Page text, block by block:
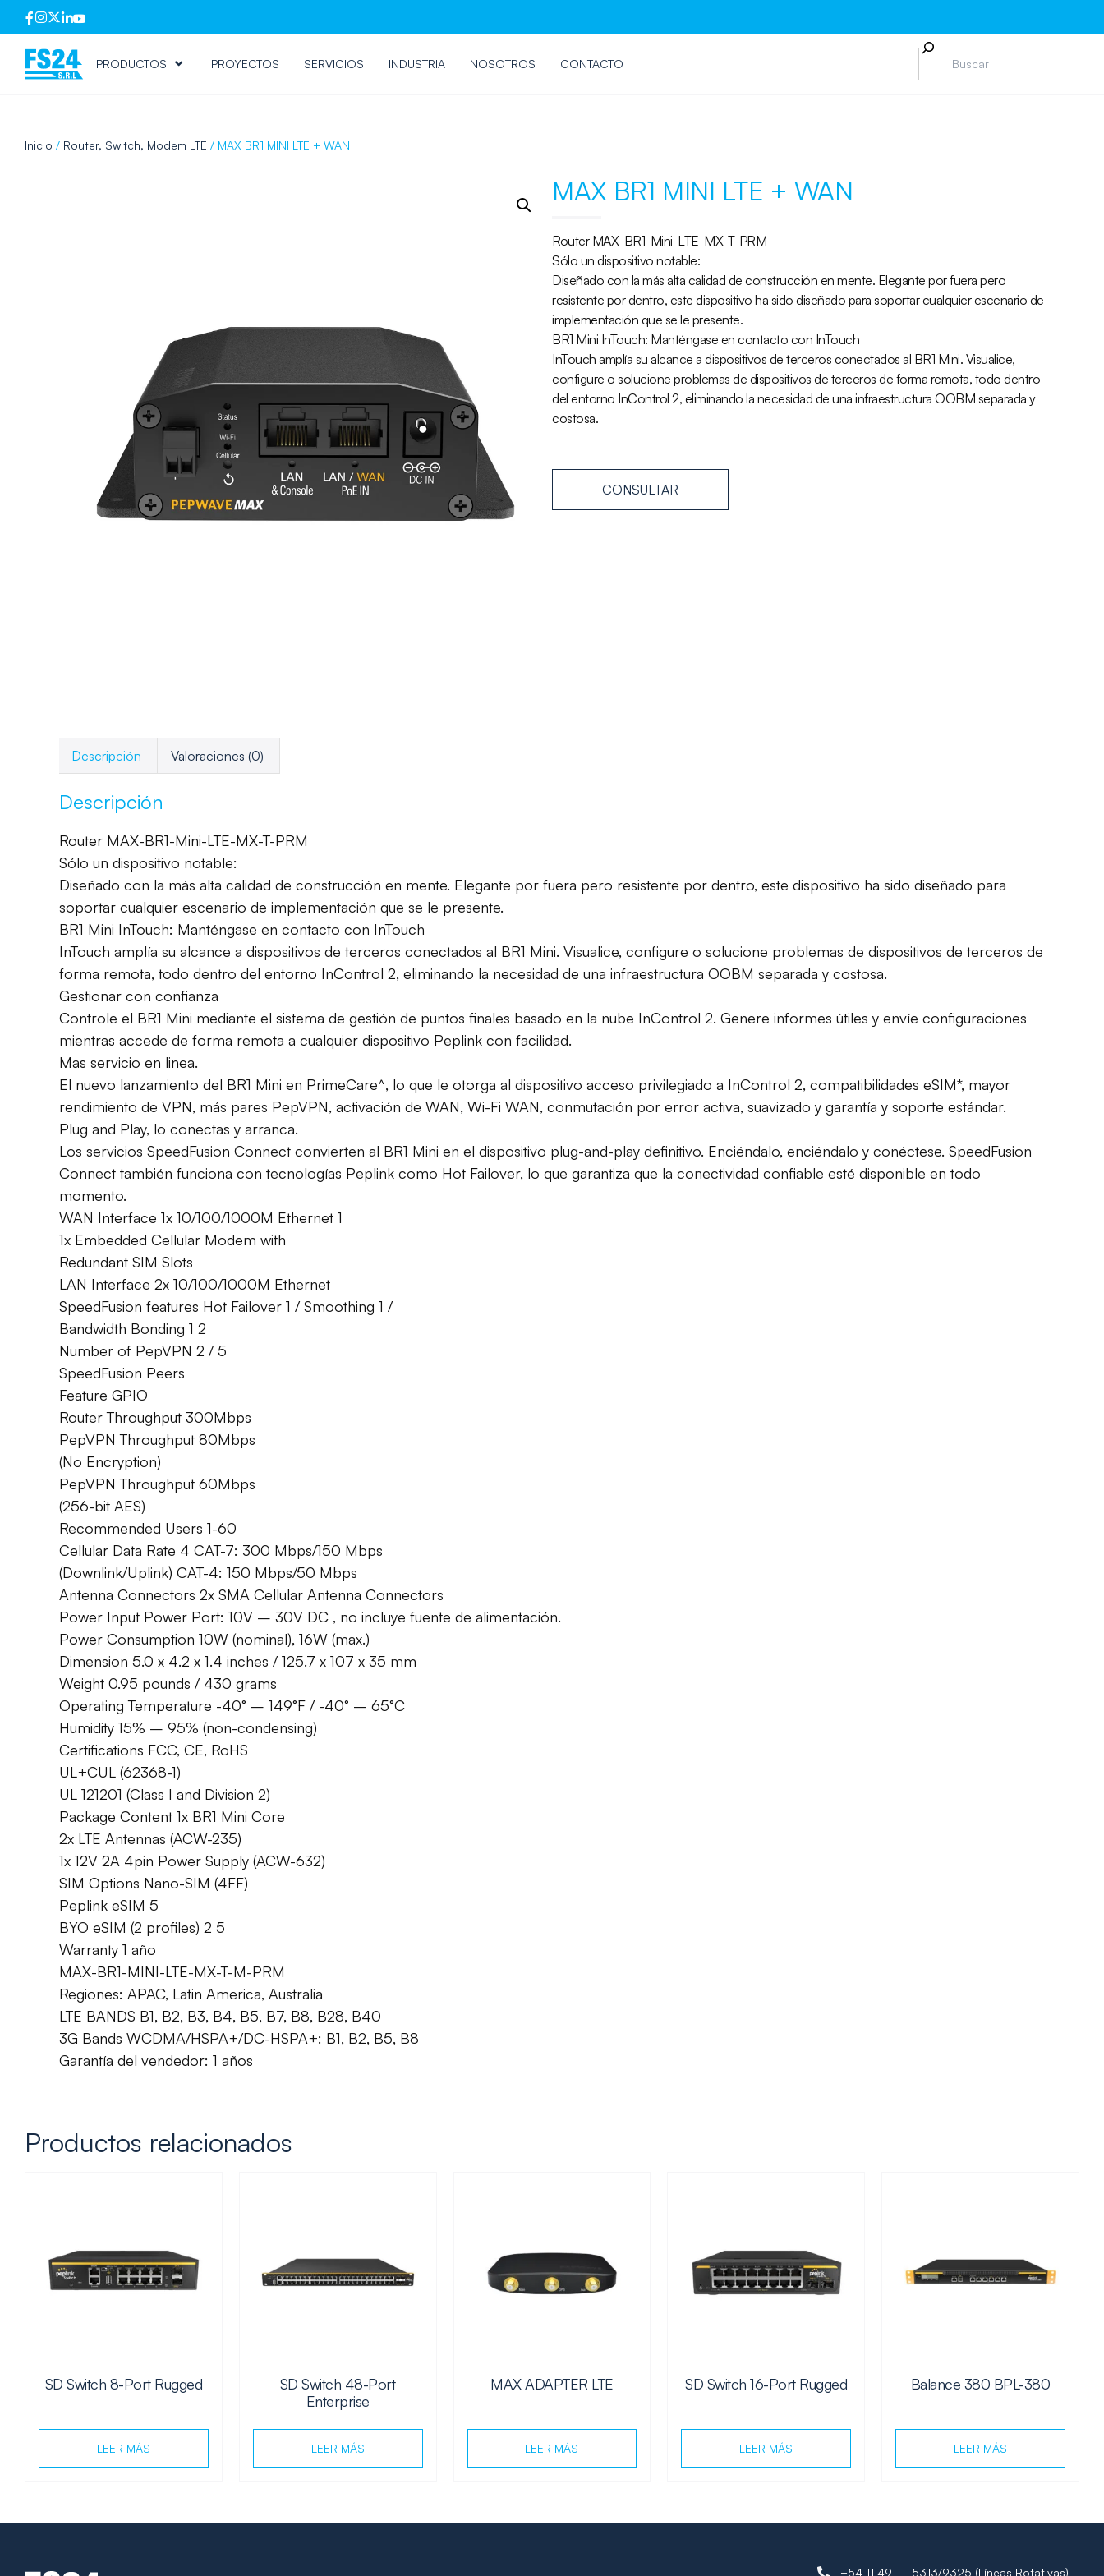
PRODUCTOS PROYECTOS SERVICIOS INDUSTRIA NOSOTROS CONTACTO
Inicio / Router, Switch, Modem LTE / MAX BR1 MINI LTE + WAN
MAX BR1 MINI LTE + WAN
Router MAX-BR1-Mini-LTE-MX-T-PRM
Sólo un dispositivo notable:
Diseñado con la más alta calidad de construcción en mente. Elegante por fuera pero
resistente por dentro, este dispositivo ha sido diseñado para soportar cualquier escenario de
implementación que se le presente.
BR1 Mini InTouch: Manténgase en contacto con InTouch
InTouch amplía su alcance a dispositivos de terceros conectados al BR1 Mini. Visualice,
configure o solucione problemas de dispositivos de terceros de forma remota, todo dentro
del entorno InControl 2, eliminando la necesidad de una infraestructura OOBM separada y
costosa.
CONSULTAR
Descripción Valoraciones (0)
Descripción
Router MAX-BR1-Mini-LTE-MX-T-PRM
Sólo un dispositivo notable:
Diseñado con la más alta calidad de construcción en mente. Elegante por fuera pero resistente por dentro, este dispositivo ha sido diseñado para
soportar cualquier escenario de implementación que se le presente.
BR1 Mini InTouch: Manténgase en contacto con InTouch
InTouch amplía su alcance a dispositivos de terceros conectados al BR1 Mini. Visualice, configure o solucione problemas de dispositivos de terceros de
forma remota, todo dentro del entorno InControl 2, eliminando la necesidad de una infraestructura OOBM separada y costosa.
Gestionar con confianza
Controle el BR1 Mini mediante el sistema de gestión de puntos finales basado en la nube InControl 2. Genere informes útiles y envíe configuraciones
mientras accede de forma remota a cualquier dispositivo Peplink con facilidad.
Mas servicio en linea.
El nuevo lanzamiento del BR1 Mini en PrimeCare^, lo que le otorga al dispositivo acceso privilegiado a InControl 2, compatibilidades eSIM*, mayor
rendimiento de VPN, más pares PepVPN, activación de WAN, Wi-Fi WAN, conmutación por error activa, suavizado y garantía y soporte estándar.
Plug and Play, lo conectas y arranca.
Los servicios SpeedFusion Connect convierten al BR1 Mini en el dispositivo plug-and-play definitivo. Enciéndalo, enciéndalo y conéctese. SpeedFusion
Connect también funciona con tecnologías Peplink como Hot Failover, lo que garantiza que la conectividad confiable esté disponible en todo
momento.
WAN Interface 1x 10/100/1000M Ethernet 1
1x Embedded Cellular Modem with
Redundant SIM Slots
LAN Interface 2x 10/100/1000M Ethernet
SpeedFusion features Hot Failover 1 / Smoothing 1 /
Bandwidth Bonding 1 2
Number of PepVPN 2 / 5
SpeedFusion Peers
Feature GPIO
Router Throughput 300Mbps
PepVPN Throughput 80Mbps
(No Encryption)
PepVPN Throughput 60Mbps
(256-bit AES)
Recommended Users 1-60
Cellular Data Rate 4 CAT-7: 300 Mbps/150 Mbps
(Downlink/Uplink) CAT-4: 150 Mbps/50 Mbps
Antenna Connectors 2x SMA Cellular Antenna Connectors
Power Input Power Port: 10V – 30V DC , no incluye fuente de alimentación.
Power Consumption 10W (nominal), 16W (max.)
Dimension 5.0 x 4.2 x 1.4 inches / 125.7 x 107 x 35 mm
Weight 0.95 pounds / 430 grams
Operating Temperature -40° – 149°F / -40° – 65°C
Humidity 15% – 95% (non-condensing)
Certifications FCC, CE, RoHS
UL+CUL (62368-1)
UL 121201 (Class I and Division 2)
Package Content 1x BR1 Mini Core
2x LTE Antennas (ACW-235)
1x 12V 2A 4pin Power Supply (ACW-632)
SIM Options Nano-SIM (4FF)
Peplink eSIM 5
BYO eSIM (2 profiles) 2 5
Warranty 1 año
MAX-BR1-MINI-LTE-MX-T-M-PRM
Regiones: APAC, Latin America, Australia
LTE BANDS B1, B2, B3, B4, B5, B7, B8, B28, B40
3G Bands WCDMA/HSPA+/DC-HSPA+: B1, B2, B5, B8
Garantía del vendedor: 1 años
Productos relacionados
SD Switch 8-Port Rugged
LEER MÁS
SD Switch 48-Port
Enterprise
LEER MÁS
MAX ADAPTER LTE
LEER MÁS
SD Switch 16-Port Rugged
LEER MÁS
Balance 380 BPL-380
LEER MÁS
+54 11 4911 - 5313/9325 (Líneas Rotativas)